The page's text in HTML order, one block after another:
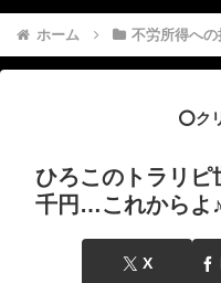
ホーム 不労所得への
⭕️ク
ひろこのトラリピ
千円…これからよ♪
X